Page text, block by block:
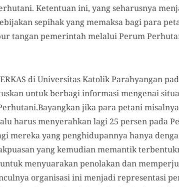
Ketentuan ini, yang seharusnya
sepihak yang memaksa bagi para
tangan pemerintah melalui Perum
di Universitas Katolik Parahyangan
untuk berbagi informasi mengenai
jika para petani
harus menyerahkan lagi 25 persen pada
mereka yang penghidupannya hanya
yang kemudian memantik
menyuarakan penolakan dan
organisasi ini menjadi representasi